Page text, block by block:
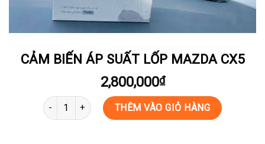
CẢM BIẾN ÁP SUẤT LỐP MAZDA CX5
2,800,000₫
CẢM BIẾN ÁP SUẤT LỐP MAZDA CX5 số lượng
THÊM VÀO GIỎ HÀNG